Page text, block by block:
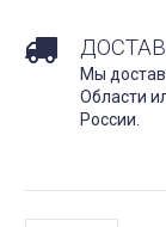
Мы
Области
России.